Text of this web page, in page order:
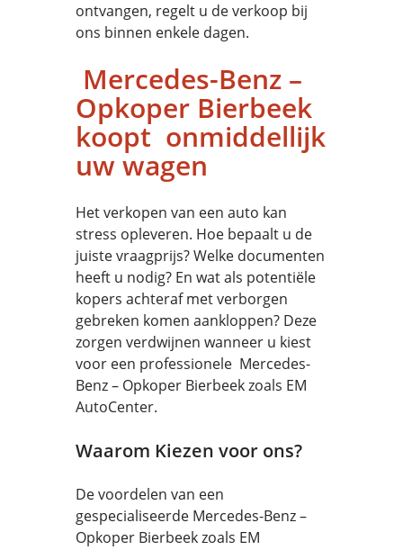
ontvangen, regelt u de verkoop bij
ons binnen enkele dagen.
Mercedes-Benz –
Opkoper Bierbeek
koopt onmiddellijk
uw wagen
Het verkopen van een auto kan
stress opleveren. Hoe bepaalt u de
juiste vraagprijs? Welke documenten
heeft u nodig? En wat als potentiële
kopers achteraf met verborgen
gebreken komen aankloppen? Deze
zorgen verdwijnen wanneer u kiest
voor een professionele Mercedes-
Benz – Opkoper Bierbeek zoals EM
AutoCenter.
Waarom Kiezen voor ons?
De voordelen van een
gespecialiseerde Mercedes-Benz –
Opkoper Bierbeek zoals EM